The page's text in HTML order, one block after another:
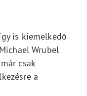
is kiemelkedő
Wrubel
csak
a